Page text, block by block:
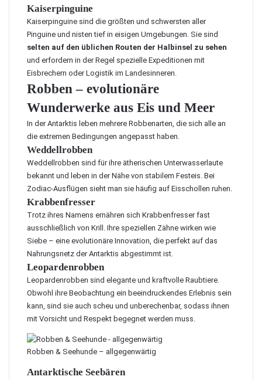
Kaiserpinguine
Kaiserpinguine sind die größten und schwersten aller
Pinguine und nisten tief in eisigen Umgebungen. Sie sind
selten auf den üblichen Routen der Halbinsel zu sehen
und erfordern in der Regel spezielle Expeditionen mit
Eisbrechern oder Logistik im Landesinneren.
Robben – evolutionäre
Wunderwerke aus Eis und Meer
In der Antarktis leben mehrere Robbenarten, die sich alle an
die extremen Bedingungen angepasst haben.
Weddellrobben
Weddellrobben sind für ihre ätherischen Unterwasserlaute
bekannt und leben in der Nähe von stabilem Festeis. Bei
Zodiac-Ausflügen sieht man sie häufig auf Eisschollen ruhen.
Krabbenfresser
Trotz ihres Namens ernähren sich Krabbenfresser fast
ausschließlich von Krill. Ihre speziellen Zähne wirken wie
Siebe – eine evolutionäre Innovation, die perfekt auf das
Nahrungsnetz der Antarktis abgestimmt ist.
Leopardenrobben
Leopardenrobben sind elegante und kraftvolle Raubtiere.
Obwohl ihre Beobachtung ein beeindruckendes Erlebnis sein
kann, sind sie auch scheu und unberechenbar, sodass ihnen
mit Vorsicht und Respekt begegnet werden muss.
Robben & Seehunde – allgegenwärtig
Antarktische Seebären